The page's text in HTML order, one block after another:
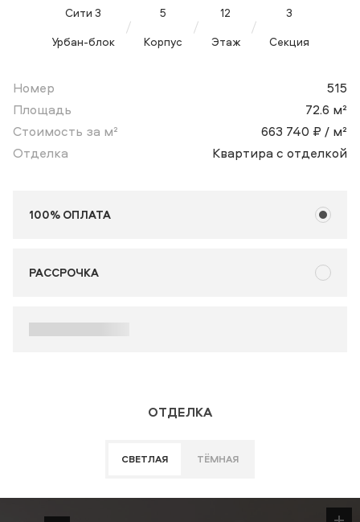
Сити 3
Урбан-блок
5
Корпус
12
Этаж
3
Секция
Номер
515
Площадь
72.6 м²
Стоимость за м²
663 740 ₽ / м²
Отделка
Квартира с отделкой
100% ОПЛАТА
РАССРОЧКА
ОТДЕЛКА
СВЕТЛАЯ ТЁМНАЯ